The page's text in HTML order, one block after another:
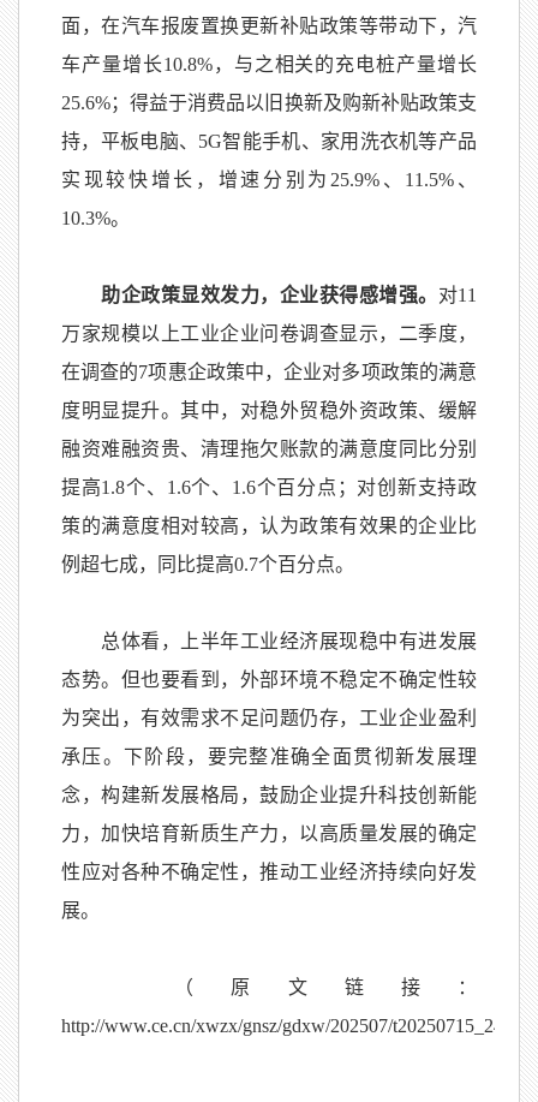
面，在汽车报废置换更新补贴政策等带动下，汽
车产量增长10.8%，与之相关的充电桩产量增长
25.6%；得益于消费品以旧换新及购新补贴政策支
持，平板电脑、 5G智能手机、家用洗衣机等产品
实现较快增长，增速分别为 25.9% 、 11.5% 、
10.3%。
助企政策显效发力，企业获得感增强。 对11
万家规模以上工业企业问卷调查显示，二季度，
在调查的7项惠企政策中，企业对多项政策的满意
度明显提升。其中，对稳外贸稳外资政策、缓解
融资难融资贵、清理拖欠账款的满意度同比分别
提高1.8个、 1.6个、 1.6个百分点；对创新支持政
策的满意度相对较高，认为政策有效果的企业比
例超七成，同比提高0.7个百分点。
总体看，上半年工业经济展现稳中有进发展
态势。但也要看到，外部环境不稳定不确定性较
为突出，有效需求不足问题仍存，工业企业盈利
承压。下阶段，要完整准确全面贯彻新发展理
念，构建新发展格局，鼓励企业提升科技创新能
力，加快培育新质生产力，以高质量发展的确定
性应对各种不确定性，推动工业经济持续向好发
展。
（原文链接：
http://www.ce.cn/xwzx/gnsz/gdxw/202507/